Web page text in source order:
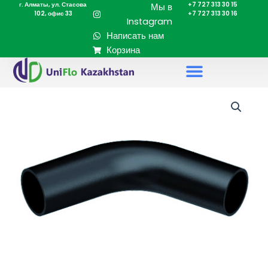
Перейтиг. Алматы, ул. Стасова
102, офис 33
Мы в
Instagram
Написать нам
Корзина
+7 727 313 30 15
+7 727 313 30 16